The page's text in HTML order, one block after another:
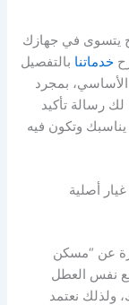
يتسوى في جهازك
خدماتنا بالتفصيل
الأساسي، بمجرد
رسالة تأكيد
وتكون فيه
أصلية
عن “مسكن
نفس العطل
ولذلك نعتمد